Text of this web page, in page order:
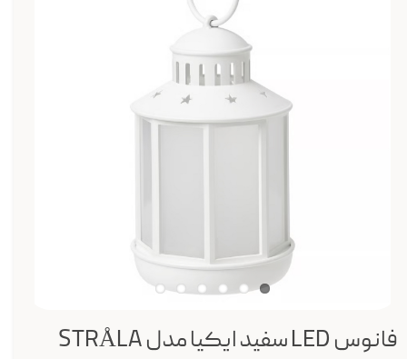
فانوس LED سفید ایکیا مدل STRÅLA